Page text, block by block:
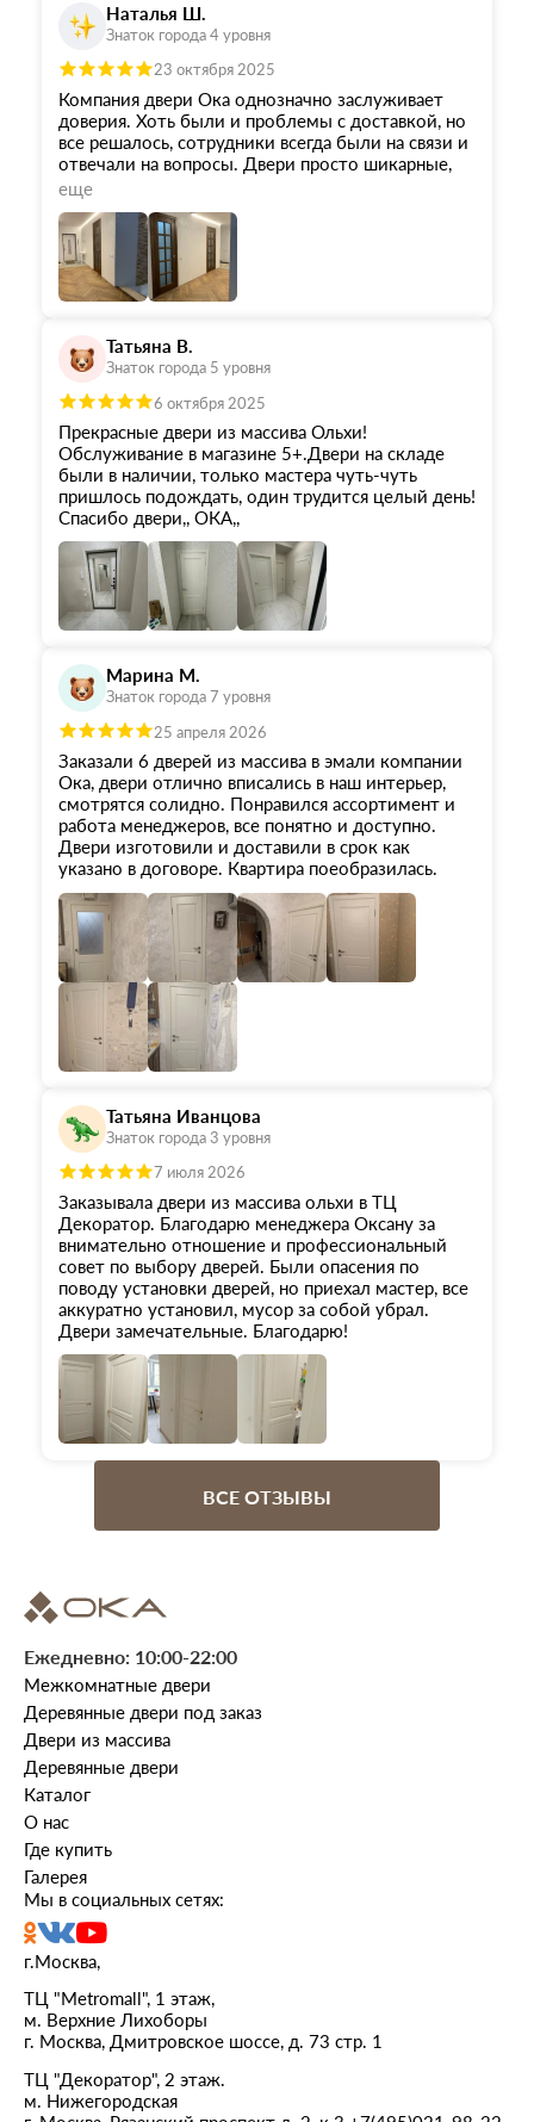
плюс в карму этой компании.
Наталья Ш.
Знаток города 4 уровня
23 октября 2025
Компания двери Ока однозначно заслуживает
доверия. Хоть были и проблемы с доставкой, но
все решалось, сотрудники всегда были на связи и
отвечали на вопросы. Двери просто шикарные,
качество на высоте, цена для массива более чем
адекватная. Ребята, которые устанавливали
полотна мастера высокого профессионализма,
приехали минута в минуту на установку, с
прекрасным оборудованием. Все очень
качественно сделали. Спасибо компании Ока и
еще
Татьяна В.
Знаток города 5 уровня
6 октября 2025
Прекрасные двери из массива Ольхи!
Обслуживание в магазине 5+.Двери на складе
были в наличии, только мастера чуть-чуть
пришлось подождать, один трудится целый день!
Спасибо двери,, ОКА,,
Марина М.
Знаток города 7 уровня
25 апреля 2026
Заказали 6 дверей из массива в эмали компании
Ока, двери отлично вписались в наш интерьер,
смотрятся солидно. Понравился ассортимент и
работа менеджеров, все понятно и доступно.
Двери изготовили и доставили в срок как
указано в договоре. Квартира поеобразилась.
Татьяна Иванцова
Знаток города 3 уровня
7 июля 2026
Заказывала двери из массива ольхи в ТЦ
Декоратор. Благодарю менеджера Оксану за
внимательно отношение и профессиональный
совет по выбору дверей. Были опасения по
поводу установки дверей, но приехал мастер, все
аккуратно установил, мусор за собой убрал.
Двери замечательные. Благодарю!
ВСЕ ОТЗЫВЫ
Ежедневно: 10:00-22:00
г.Москва,
ТЦ "Metromall", 1 этаж,
м. Верхние Лихоборы
г. Москва, Дмитровское шоссе, д. 73 стр. 1
ТЦ "Декоратор", 2 этаж.
м. Нижегородская
Межкомнатные двери
Деревянные двери под заказ
Двери из массива
Деревянные двери
Каталог
О нас
Где купить
Галерея
Мы в социальных сетях: